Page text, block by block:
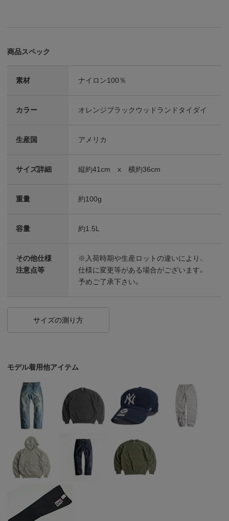
商品スペック
素材 ナイロン100％
カラー オレンジブラックウッドランドタイダイ
生産国 アメリカ
サイズ詳細 縦約41cm x 横約36cm
重量 約100g
容量 約1.5L
その他仕様
注意点等
※入荷時期や生産ロットの違いにより、
仕様に変更等がある場合がございます。
予めご了承下さい。
サイズの測り方
モデル着用他アイテム